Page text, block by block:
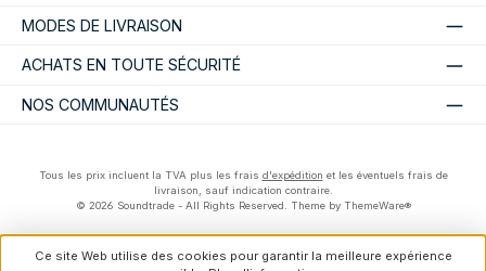
MODES DE LIVRAISON
ACHATS EN TOUTE SÉCURITÉ
NOS COMMUNAUTÉS
Tous les prix incluent la TVA plus les frais d'expédition et les éventuels frais de
livraison, sauf indication contraire.
© 2026 Soundtrade - All Rights Reserved. Theme by ThemeWare®
Ce site Web utilise des cookies pour garantir la meilleure expérience